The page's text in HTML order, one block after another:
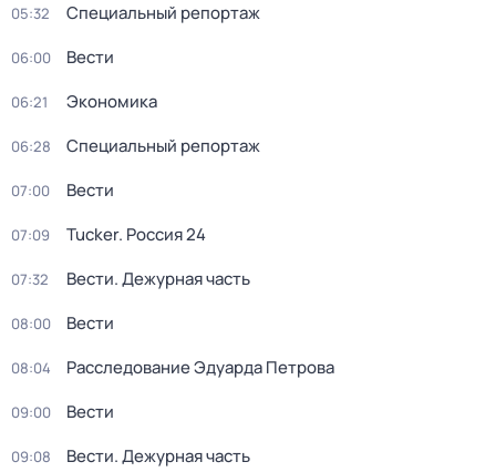
05:32 Специальный репортаж
06:00 Вести
06:21 Экономика
06:28 Специальный репортаж
07:00 Вести
07:09 Tucker. Россия 24
07:32 Вести. Дежурная часть
08:00 Вести
08:04 Расследование Эдуарда Петрова
09:00 Вести
09:08 Вести. Дежурная часть